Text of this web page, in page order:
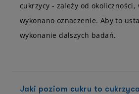
cukrzycy - zależy od okoliczności,
wykonano oznaczenie. Aby to
wykonanie dalszych badań.
Jaki poziom cukru to